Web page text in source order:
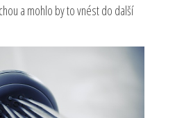
a mohlo by to vnést do další